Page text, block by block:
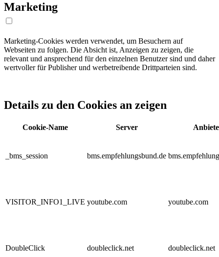
Marketing
Marketing-Cookies werden verwendet, um Besuchern auf
Webseiten zu folgen. Die Absicht ist, Anzeigen zu zeigen, die
relevant und ansprechend für den einzelnen Benutzer sind und daher
wertvoller für Publisher und werbetreibende Drittparteien sind.
Details zu den Cookies an zeigen
Cookie-Name Server
_bms_session bms.empfehlungsbund.de
VISITOR_INFO1_LIVE youtube.com youtube.com
DoubleClick doubleclick.net doubleclick.net